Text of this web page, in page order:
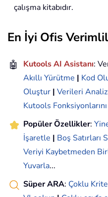
çalışma kitabıdır.
En İyi Ofis
🤖 Kutools AI Asistanı:
Akıllı Yürütme | Kod
Oluştur | Verileri
Kutools Fonksiyonlarını
Popüler Özellikler:
İşaretle | Boş Satırları
Veriyi Kaybetmeden
Yuvarla...
Süper ARA: Çoklu